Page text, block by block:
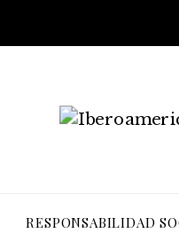
RESPONSABILIDAD